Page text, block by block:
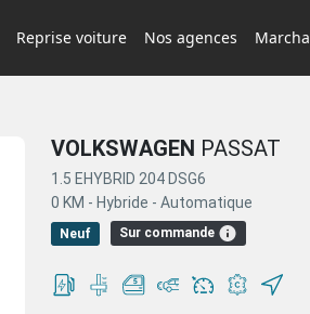
Reprise voiture Nos agences
VOLKSWAGEN PASSAT
1.5 EHYBRID 204 DSG6
0 KM - Hybride - Automatique
Neuf Sur commande